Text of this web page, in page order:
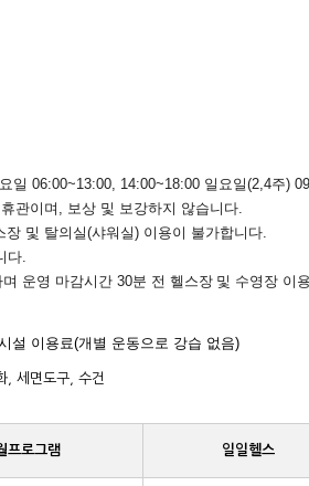
일 06:00~13:00, 14:00~18:00 일요일(2,4주)
관이며, 보상 및 보강하지 않습니다.
및 탈의실(샤워실) 이용이 불가합니다.
다.
운영 마감시간 30분 전 헬스장 및 수영장 이
설 이용료(개별 운동으로 강습 없음)
, 세면도구, 수건
프로그램 일일헬스